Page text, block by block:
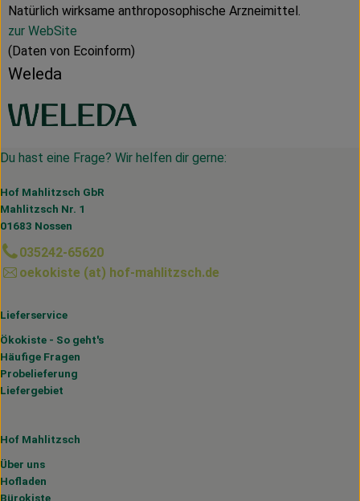
Natürlich wirksame anthroposophische Arzneimittel.
zur WebSite
(Daten von Ecoinform)
Weleda
Du hast eine Frage? Wir helfen dir gerne:
Hof Mahlitzsch GbR
Mahlitzsch Nr. 1
01683 Nossen
035242-65620
oekokiste (at) hof-mahlitzsch.de
Lieferservice
Ökokiste - So geht's
Häufige Fragen
Probelieferung
Liefergebiet
Hof Mahlitzsch
Über uns
Hofladen
Bürokiste